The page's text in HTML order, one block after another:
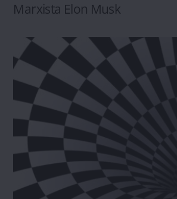
Marxista Elon Musk